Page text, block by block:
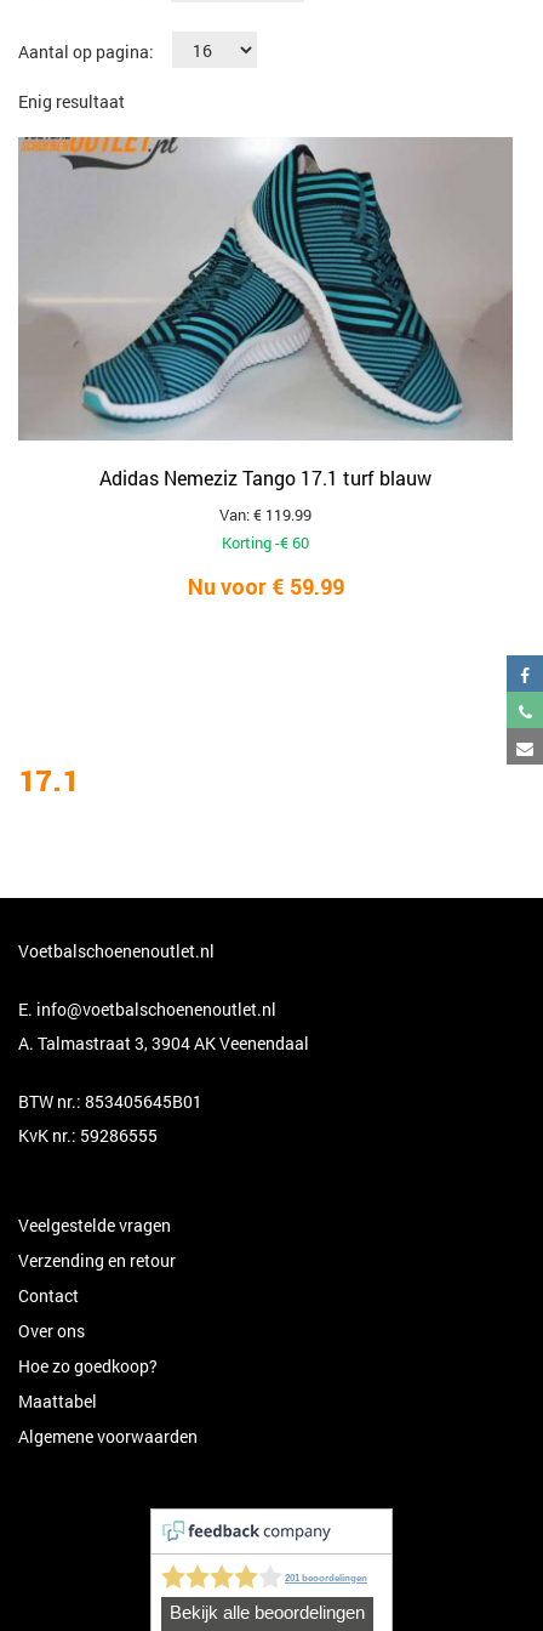
Aantal op pagina:
Enig resultaat
Adidas Nemeziz Tango 17.1 turf blauw
Van: € 119.99
Korting -€ 60
Nu voor € 59.99
17.1
Voetbalschoenenoutlet.nl
E. info@voetbalschoenenoutlet.nl
A. Talmastraat 3, 3904 AK Veenendaal
BTW nr.: 853405645B01
KvK nr.: 59286555
Veelgestelde vragen
Verzending en retour
Contact
Over ons
Hoe zo goedkoop?
Maattabel
Algemene voorwaarden